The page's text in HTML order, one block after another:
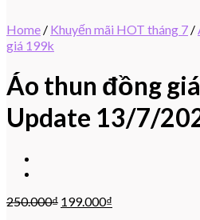
Home / Khuyến mãi HOT tháng 7 /
giá 199k
Áo thun đồng
Update 13/7/
250.000₫ 199.000₫